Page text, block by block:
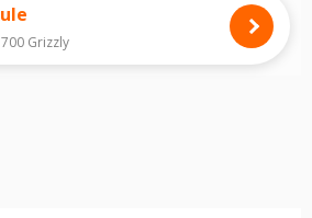
monter des pneus quad avec les
par le constructeur.
quad, veuillez sélectionner la dimension
Grizzly